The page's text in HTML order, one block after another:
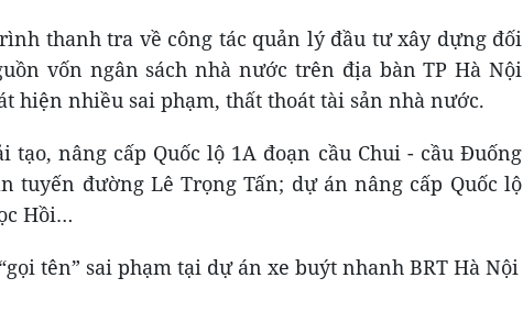
thanh tra về công tác quản lý đầu tư xây dựng đối
vốn ngân sách nhà nước trên địa bàn TP Hà Nội
hiện nhiều sai phạm, thất thoát tài sản nhà nước.
tạo, nâng cấp Quốc lộ 1A đoạn cầu Chui - cầu Đuống
tuyến đường Lê Trọng Tấn; dự án nâng cấp Quốc lộ
Hồi…